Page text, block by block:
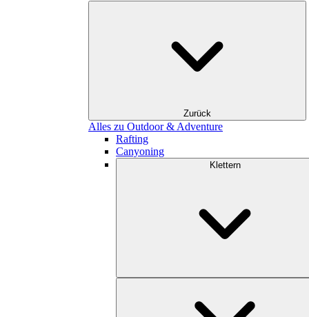
Zurück
Alles zu Outdoor & Adventure
Rafting
Canyoning
Klettern